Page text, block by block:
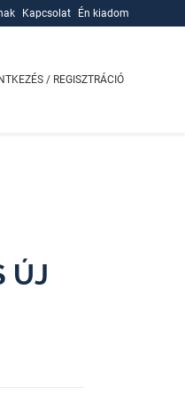
Kapcsolat Én kiadom
/ REGISZTRÁCIÓ
ÚJ